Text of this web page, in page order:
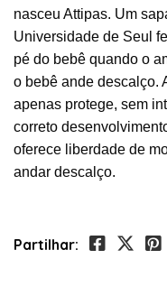
nasceu Attipas. Um
Universidade de Seul
pé do bebê quando o
o bebê ande descalço.
apenas protege, sem
correto
oferece liberdade de
andar descalço.
Partilhar: